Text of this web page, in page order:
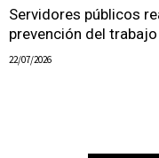
Servidores públicos
prevención del
22/07/2026